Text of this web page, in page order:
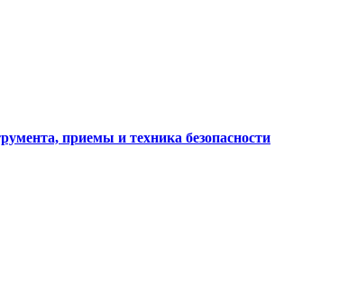
приемы и техника безопасности